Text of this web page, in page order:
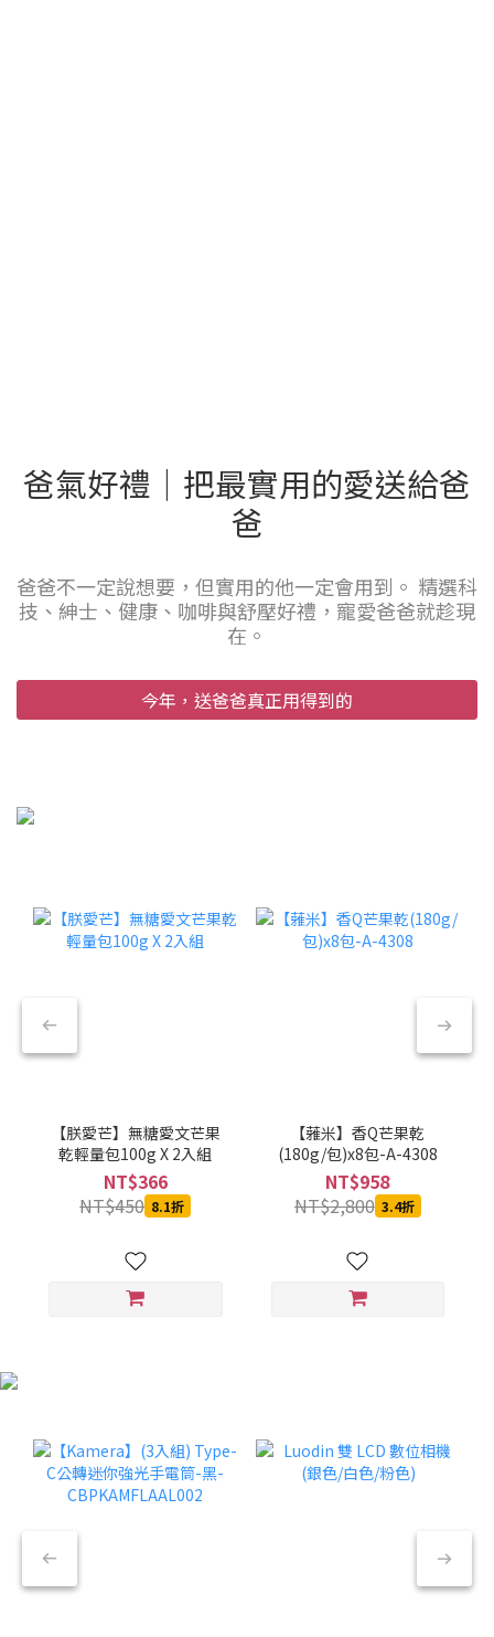
爸氣好禮｜把最實用的愛送給爸
爸
爸爸不一定說想要，但實用的他一定會用到。 精選科
技、紳士、健康、咖啡與舒壓好禮，寵愛爸爸就趁現
在。
今年，送爸爸真正用得到的
【朕愛芒】無糖愛文芒果
乾輕量包100g X 2入組
NT$366
NT$450 8.1折
【蕥米】香Q芒果乾
(180g/包)x8包-A-4308
NT$958
NT$2,800 3.4折